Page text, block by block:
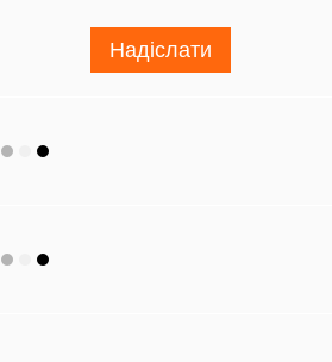
Надіслати